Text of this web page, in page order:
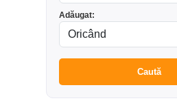
Adăugat:
Caută